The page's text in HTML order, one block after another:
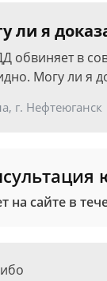
ли я
обвиняет в
Могу ли я
г. Нефтеюганск
на сайте в